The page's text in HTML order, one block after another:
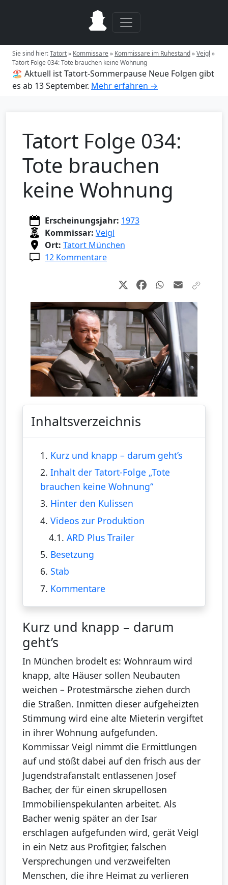
Sie sind hier:Tatort» Kommissare» Kommissare im Ruhestand»Veigl »
Tatort Folge 034: Tote brauchen keine Wohnung
🏖️ Aktuell ist Tatort-Sommerpause Neue Folgen gibt
es ab 13 September. Mehr erfahren →
Tatort Folge 034:
Tote brauchen
keine Wohnung
Erscheinungsjahr: 1973
Kommissar: Veigl
Ort: Tatort München
12 Kommentare
Inhaltsverzeichnis
1. Kurz und knapp – darum geht’s
2. Inhalt der Tatort-Folge „Tote
brauchen keine Wohnung“
3. Hinter den Kulissen
4. Videos zur Produktion
4.1.ARD Plus Trailer
5. Besetzung
6. Stab
7. Kommentare
Kurz und knapp – darum
geht’s
In München brodelt es: Wohnraum wird
knapp, alte Häuser sollen Neubauten
weichen – Protestmärsche ziehen durch
die Straßen. Inmitten dieser aufgeheizten
Stimmung wird eine alte Mieterin vergiftet
in ihrer Wohnung aufgefunden.
Kommissar Veigl nimmt die Ermittlungen
auf und stößt dabei auf den frisch aus der
Jugendstrafanstalt entlassenen Josef
Bacher, der für einen skrupellosen
Immobilienspekulanten arbeitet. Als
Bacher wenig später an der Isar
erschlagen aufgefunden wird, gerät Veigl
in ein Netz aus Profitgier, falschen
Versprechungen und verzweifelten
Menschen, die ihre Heimat zu verlieren